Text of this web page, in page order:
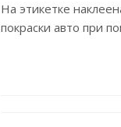
На этикетке
покраски авто при